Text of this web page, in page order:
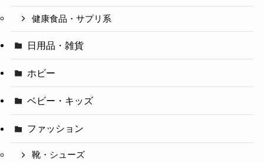
健康食品・サプリ系
日用品・雑貨
ホビー
ベビー・キッズ
ファッション
靴・シューズ